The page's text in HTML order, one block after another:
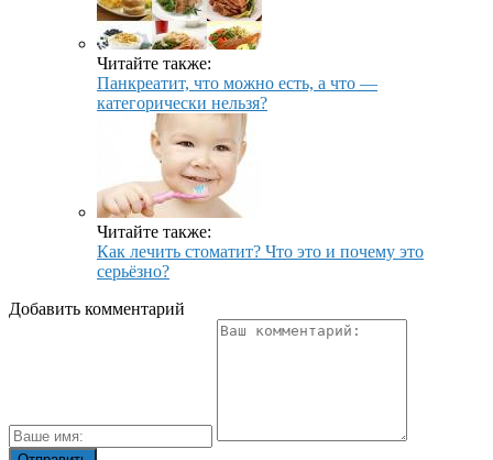
Читайте также:
Панкреатит, что можно есть, а что —
категорически нельзя?
Читайте также:
Как лечить стоматит? Что это и почему это
серьёзно?
Добавить комментарий